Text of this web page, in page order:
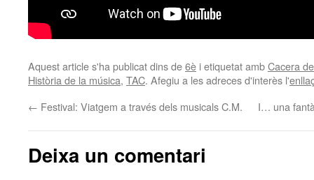
Aquest article s'ha publicat dins de6è i etiquetat ambCacera
Història de la música, TAC. Afegiu a les adreces d'interès l'
← Festival: Viatgem a través dels musicals C.M. I… una
Deixa un comentari